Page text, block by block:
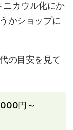
カウル化にか
かショップに
の目安を見て
円～